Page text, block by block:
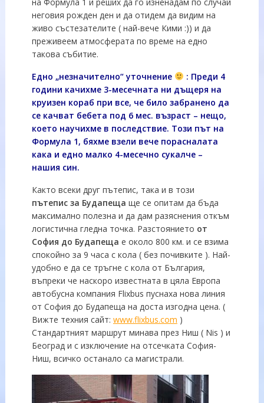
неговия рожден ден и да отидем да видим на
живо състезателите ( най-вече Кими :)) и да
преживеем атмосферата по време на едно
такова събитие.
Едно „незначително“ уточнение
: Преди 4
години качихме 3-месечната ни дъщеря на
круизен кораб при все, че било забранено да
се качват бебета под 6 мес. възраст – нещо,
което научихме в последствие. Този път на
Формула 1, бяхме взели вече порасналата
кака и едно малко 4-месечно сукалче –
нашия син.
Както всеки друг пътепис, така и в този
пътепис за Будапеща ще се опитам да бъда
максимално полезна и да дам разяснения откъм
логистична гледна точка. Разстоянието от
София до Будапеща е около 800 км. и се взима
спокойно за 9 часа с кола ( без почивките ). Най-
удобно е да се тръгне с кола от България,
въпреки че наскоро известната в цяла Европа
автобусна компания Flixbus пуснаха нова линия
от София до Будапеща на доста изгодна цена. (
Вижте техния сайт: www.flixbus.com )
Стандартният маршрут минава през Ниш ( Nis ) и
Бeoград и с изключение на отсечката София-
Ниш, всичко останало са магистрали.